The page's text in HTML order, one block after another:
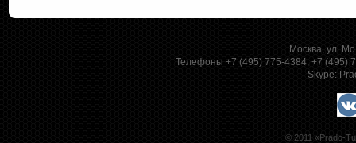
Москва, ул.
Телефоны +7 (495) 775-4384, +7 (495)
Skype:
© 2011 «Prado-